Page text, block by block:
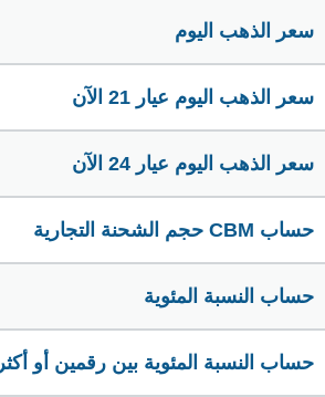
سعر الذهب اليوم
سعر الذهب اليوم عيار 21 الآن
سعر الذهب اليوم عيار 24 الآن
حساب CBM حجم الشحنة التجارية
حساب النسبة المئوية
حساب النسبة المئوية بين رقمين أو أكثر